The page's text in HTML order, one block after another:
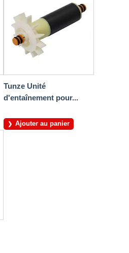
Tunze Unité
d'entaînement pour...
Ajouter au panier